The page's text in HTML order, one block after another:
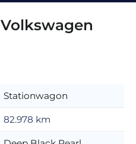
Stationwagon
82.978 km